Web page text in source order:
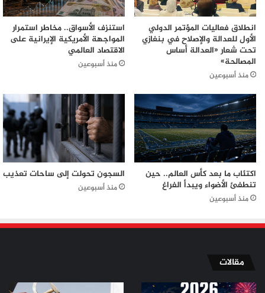
انطلاق فعاليات المؤتمر الدولي
الأول للعدالة والإصلاح في بنغازي
تحت شعار «العدالة أساس
المصالحة»
منذ أسبوعين
استنزف الأسواق.. مخاطر استمرار
المواجهة الأمريكية الإيرانية على
الاقتصاد العالمي
منذ أسبوعين
اكتئاب ما بعد كأس العالم.. حين
تنطفئ الأضواء ويبدأ الفراغ
منذ أسبوعين
السجون تحولت إلى ساحات تعذيب
منذ أسبوعين
مقالات
من